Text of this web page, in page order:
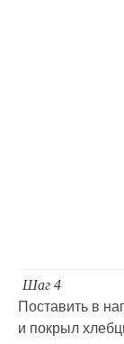
Шаг 4
Поставить в
и покрыл